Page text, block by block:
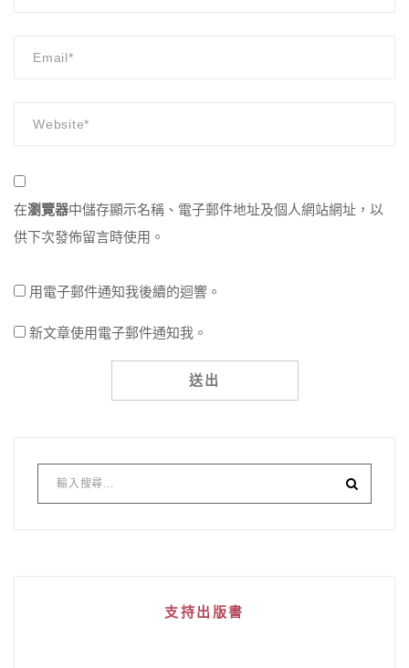
在瀏覽器中儲存顯示名稱、電子郵件地址及個人網站網址，以
供下次發佈留言時使用。
用電子郵件通知我後續的迴響。
新文章使用電子郵件通知我。
支持出版書